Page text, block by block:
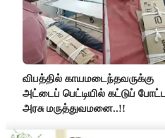
விபத்தில் காயமடைந்தவருக்கு
அட்டைப் பெட்டியில் கட்டுப் போட்ட
அரசு மருத்துவமனை..!!